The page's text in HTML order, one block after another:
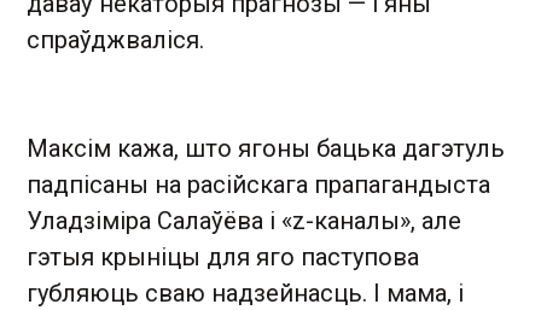
спраўджваліся.
Максім кажа, што ягоны бацька дагэтуль
падпісаны на расійскага прапагандыста
Уладзіміра Салаўёва і «z-каналы», але
гэтыя крыніцы для яго паступова
губляюць сваю надзейнасць. І мама, і